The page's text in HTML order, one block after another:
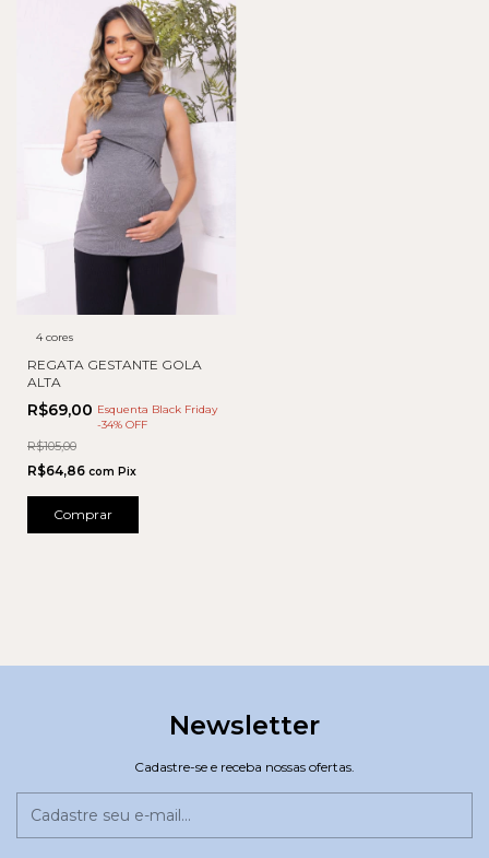
4 cores
REGATA GESTANTE GOLA
ALTA
R$69,00 Esquenta Black Friday
-34% OFF
R$105,00
R$64,86 com Pix
Comprar
Newsletter
Cadastre-se e receba nossas ofertas.